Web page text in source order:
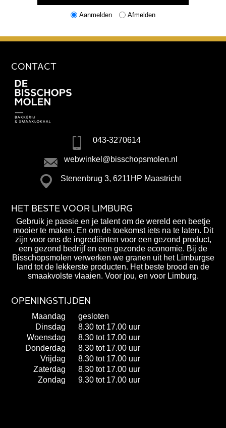
Aanmelden Afmelden
CONTACT
043-3270614
webwinkel@bisschopsmolen.nl
Stenenbrug 3, 6211HP Maastricht
HET BESTE VOOR LIMBURG
Gebruik je passie en je talent om de wereld een beetje
mooier te maken. En om de toekomst iets na te laten. Dit
zijn voor ons de ingrediënten voor een gezond product,
een gezond bedrijf en een gezonde economie. Bij de
Bisschopsmolen verwerken we granen uit het Limburgse
land tot de lekkerste producten. Het beste brood en de
smaakvolste vlaaien. Voor jou, en voor Limburg.
OPENINGSTIJDEN
Maandag
gesloten
Dinsdag
8.30 tot 17.00 uur
Woensdag
8.30 tot 17.00 uur
Donderdag
8.30 tot 17.00 uur
Vrijdag
8.30 tot 17.00 uur
Zaterdag
8.30 tot 17.00 uur
Zondag
9.30 tot 17.00 uur